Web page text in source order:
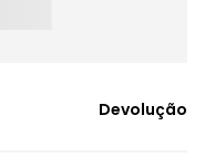
Devolução